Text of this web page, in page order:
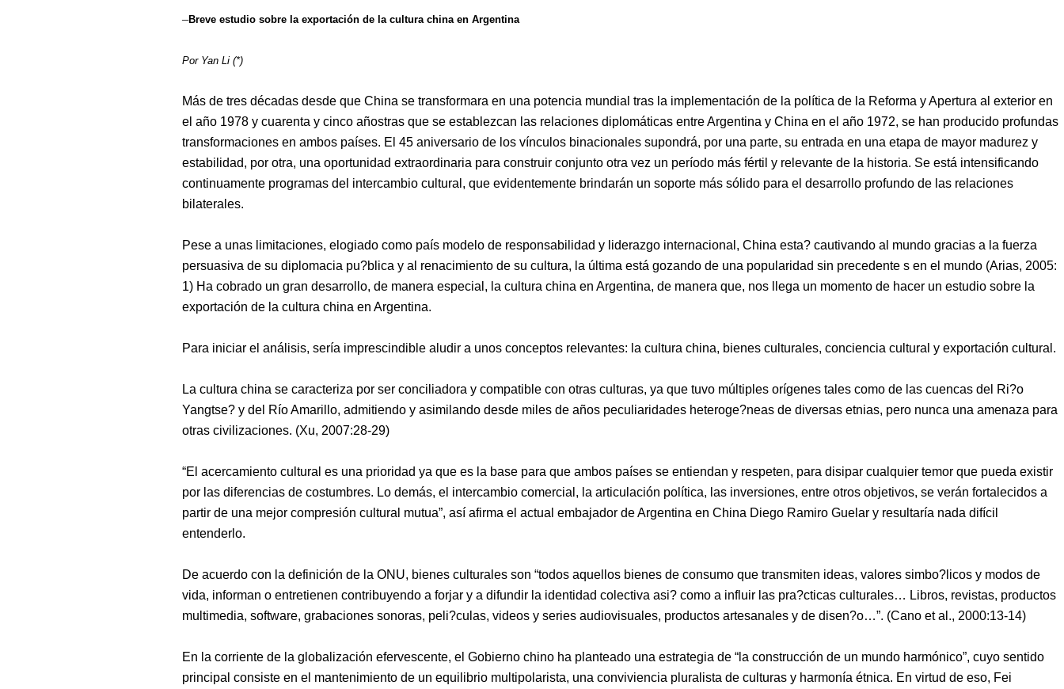
–Breve estudio sobre la exportación de la cultura china en Argentina
Por Yan Li (*)
Más de tres décadas desde que China se transformara en una potencia mundial tras la implementación de la política de la Reforma y Apertura al exterior en
el año 1978 y cuarenta y cinco añostras que se establezcan las relaciones diplomáticas entre Argentina y China en el año 1972, se han producido profundas
transformaciones en ambos países. El 45 aniversario de los vínculos binacionales supondrá, por una parte, su entrada en una etapa de mayor madurez y
estabilidad, por otra, una oportunidad extraordinaria para construir conjunto otra vez un período más fértil y relevante de la historia. Se está intensificando
continuamente programas del intercambio cultural, que evidentemente brindarán un soporte más sólido para el desarrollo profundo de las relaciones
bilaterales.
Pese a unas limitaciones, elogiado como país modelo de responsabilidad y liderazgo internacional , China esta? cautivando al mundo gracias a la fuerza
persuasiva de su diplomacia pu?blica y al renacimiento de su cultura, la última está gozando de una popularidad sin precedente s en el mundo (Arias, 2005:
1) Ha cobrado un gran desarrollo, de manera especial, la cultura china en Argentina, de manera que, nos llega un momento de hacer un estudio sobre la
exportación de la cultura china en Argentina.
Para iniciar el análisis, sería imprescindible aludir a unos conceptos relevantes: la cultura china, bienes culturales, conciencia cultural y exportación cultural.
La cultura china se caracteriza por ser conciliadora y compatible con otras culturas, ya que tuvo múltiples orígenes tales como de las cuencas del Ri?o
Yangtse? y del RíoAmarillo, admitiendo y asimilando desde miles de años peculiaridades heteroge?neas de diversas etnias, pero nunca una amenaza para
otras civilizaciones. (Xu, 2007:28-29)
“El acercamiento cultural es una prioridad ya que es la base para que ambos países se entiendan y respeten, para disipar cualquier temor que pueda existir
por las diferencias de costumbres. Lo demás, el intercambio comercial, la articulación política, las inversiones, entre otros objetivos, se verán fortalecidos a
partir de una mejor compresión cultural mutua”, así afirma el actual embajador de Argentina en China Diego Ramiro Guelar y resultaría nada difícil
entenderlo.
De acuerdo con la definición de la ONU, bienes culturales son “todos aquellos bienes de consumo que transmiten ideas, valores simbo?licos y modos de
vida, informan o entretienen contribuyendo a forjar y a difundir la identidad colectiva asi? como a influir las pra?cticas culturales… Libros, revistas, productos
multimedia, software, grabaciones sonoras, peli?culas, videos y series audiovisuales, productos artesanales y de disen?o…”. (Cano et al., 2000:13-14)
En la corriente de la globalización efervescente, el Gobierno chino ha planteado una estrategia de “la construcción de un mundo harmónico”, cuyo sentido
principal consiste en el mantenimiento de un equilibrio multipolarista, una conviviencia pluralista de culturas y harmonía étnica. En virtud de eso, Fei